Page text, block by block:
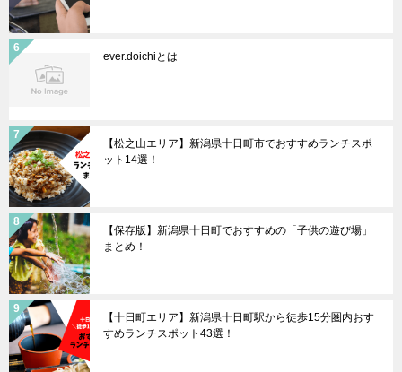
ever.doichiとは
【松之山エリア】新潟県十日町市でおすすめランチスポ
ット14選！
【保存版】新潟県十日町でおすすめの「子供の遊び場」
まとめ！
【十日町エリア】新潟県十日町駅から徒歩15分圏内おす
すめランチスポット43選！